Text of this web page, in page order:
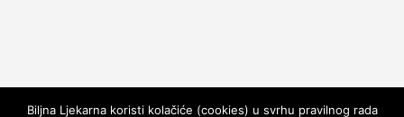
Biljna Ljekarna koristi kolačiće (cookies) u svrhu pravilnog rada